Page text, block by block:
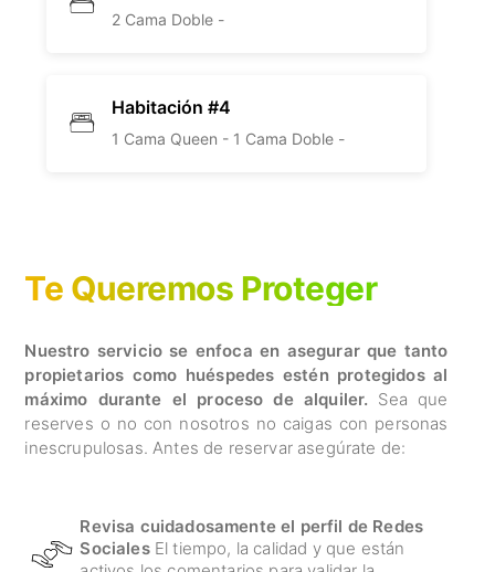
2 Cama Doble -
Habitación #4
1 Cama Queen - 1 Cama Doble -
Te Queremos Proteger
Nuestro servicio se enfoca en asegurar que tanto
propietarios como huéspedes estén protegidos al
máximo durante el proceso de alquiler. Sea que
reserves o no con nosotros no caigas con personas
inescrupulosas. Antes de reservar asegúrate de:
Revisa cuidadosamente el perfil de Redes
Sociales El tiempo, la calidad y que están